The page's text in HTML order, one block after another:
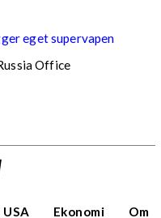
eget supervapen
Office
USA Ekonomi Om